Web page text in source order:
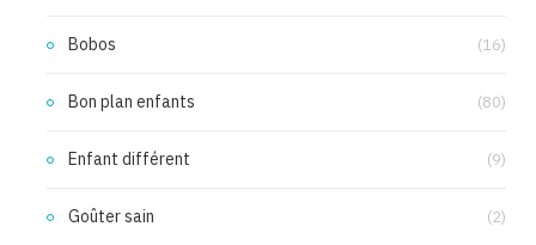
Bobos (16)
Bon plan enfants (80)
Enfant différent (9)
Goûter sain (2)